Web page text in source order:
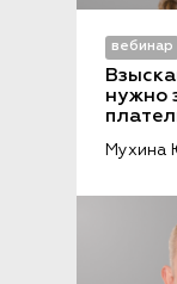
вебинар
нужно
Мухина